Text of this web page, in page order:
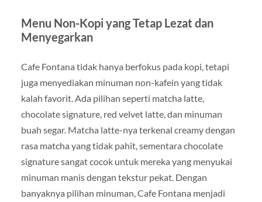
Menu Non-Kopi yang Tetap Lezat dan
Menyegarkan
Cafe Fontana tidak hanya berfokus pada kopi, tetapi
juga menyediakan minuman non-kafein yang tidak
kalah favorit. Ada pilihan seperti matcha latte,
chocolate signature, red velvet latte, dan minuman
buah segar. Matcha latte-nya terkenal creamy dengan
rasa matcha yang tidak pahit, sementara chocolate
signature sangat cocok untuk mereka yang menyukai
minuman manis dengan tekstur pekat. Dengan
banyaknya pilihan minuman, Cafe Fontana menjadi